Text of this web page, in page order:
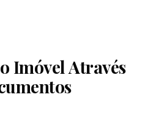
Imóvel Através